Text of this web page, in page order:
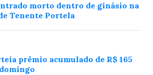
morto dentro de ginásio na
Tenente Portela
prêmio acumulado de R$ 165